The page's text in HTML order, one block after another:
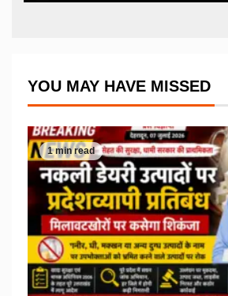
YOU MAY HAVE MISSED
1 min read